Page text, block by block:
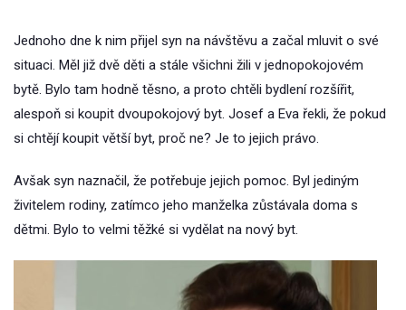
Jednoho dne k nim přijel syn na návštěvu a začal mluvit o své
situaci. Měl již dvě děti a stále všichni žili v jednopokojovém
bytě. Bylo tam hodně těsno, a proto chtěli bydlení rozšířit,
alespoň si koupit dvoupokojový byt. Josef a Eva řekli, že pokud
si chtějí koupit větší byt, proč ne? Je to jejich právo.
Avšak syn naznačil, že potřebuje jejich pomoc. Byl jediným
živitelem rodiny, zatímco jeho manželka zůstávala doma s
dětmi. Bylo to velmi těžké si vydělat na nový byt.